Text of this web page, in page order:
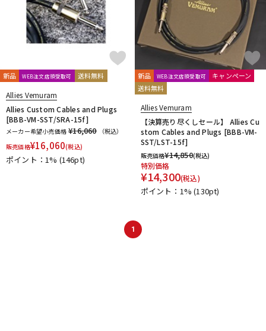
中古
新品 WEB注文店頭受取可 送料無料
Allies Vemuram
Allies Custom Cables and Plugs
[BBB-VM-SST/SRA-15f]
メーカー希望小売価格 ¥16,060
（税込）
販売価格¥16,060(税込)
ポイント：1% (146pt)
新品 WEB注文店頭受取可
キャンペーン
送料無料
Allies Vemuram
【決算売り尽くしセール】 Allies Cu
stom Cables and Plugs [BBB-VM-
SST/LST-15f]
販売価格¥14,850(税込)
特別価格
¥14,300(税込)
ポイント：1%(130pt)
1